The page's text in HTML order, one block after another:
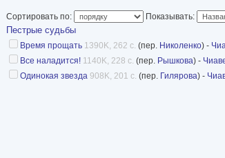
Сортировать по: Показывать:
Пестрые судьбы
Время прощать 1390K, 262 с. (пер. Николенко) -
Все наладится! 1140K, 228 с. (пер. Рышкова) -
Одинокая звезда 908K, 201 с. (пер. Гилярова) -